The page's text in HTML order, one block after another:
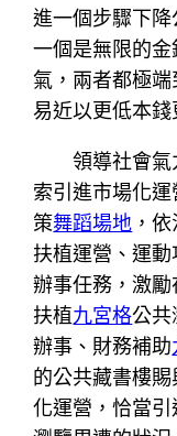
進一個步驟下降
一個是無限的
氣，兩者都極
易近以更低本錢
領導社會
索引進市場化
策舞蹈場地 ，
扶植運營、運
辦事任務，激
扶植九宮格公共
辦事、財務補助
的公共藏書樓賜
化運營，恰當